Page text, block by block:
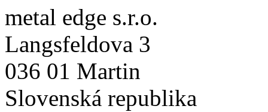
metal edge s.r.o.
Langsfeldova 3
036 01 Martin
Slovenská republika